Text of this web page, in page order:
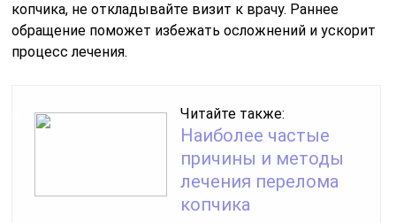
копчика, не откладывайте визит к врачу. Раннее
обращение поможет избежать осложнений и ускорит
процесс лечения.
Читайте также:
Наиболее частые
причины и методы
лечения перелома
копчика